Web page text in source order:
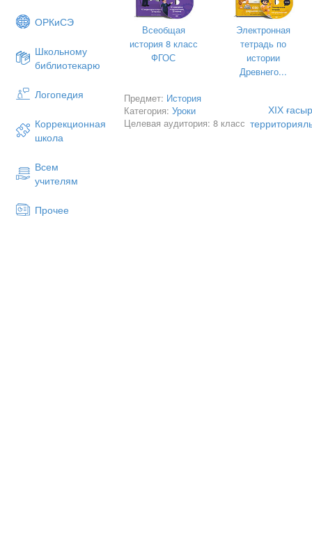
ОРКиСЭ
Школьному
библиотекарю
Логопедия
Коррекционная
школа
Всем
учителям
Прочее
Пресс –
үлестіру
Сабаққа ену
тапсырма
Тапсырма
арқылы
Бұл
не
Всеобщая
история 8 класс
ФГОС
Электронная
тетрадь по
истории
Древнего...
Предмет: История
Категория:Уроки
Целевая аудитория: 8 класс
ХІХ